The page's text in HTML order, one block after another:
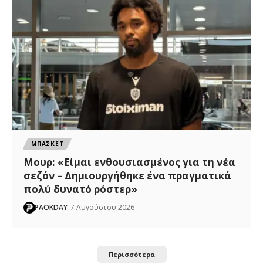
ΜΠΑΣΚΕΤ
Μουρ: «Είμαι ενθουσιασμένος για τη νέα
σεζόν – Δημιουργήθηκε ένα πραγματικά
πολύ δυνατό ρόστερ»
PAOKDAY 7 Αυγούστου 2026
Περισσότερα